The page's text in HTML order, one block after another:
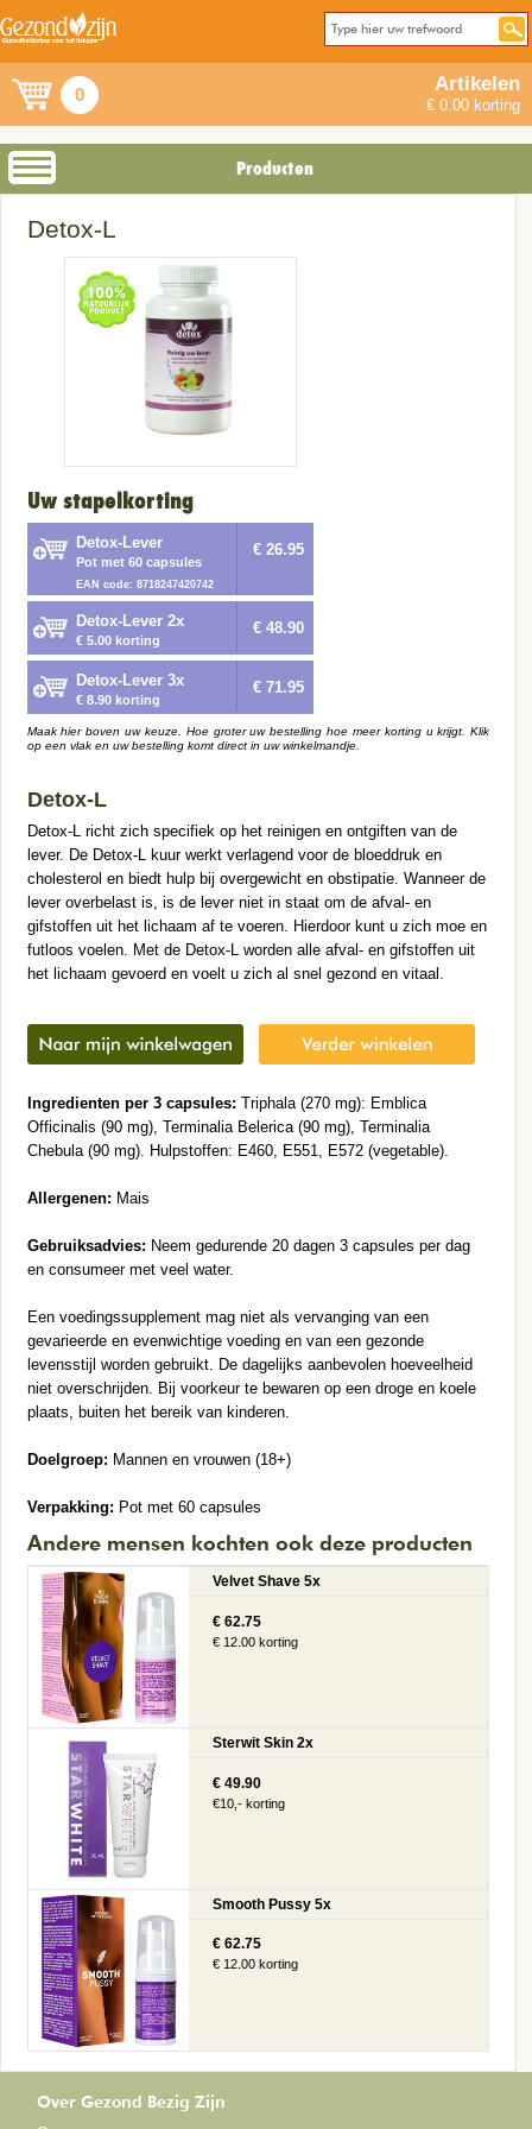
0 Artikelen
€ 0.00 korting
Producten
Detox-L
Uw stapelkorting
Detox-Lever
Pot met 60 capsules
EAN code: 8718247420742
€ 26.95
Detox-Lever 2x
€ 5.00 korting
€ 48.90
Detox-Lever 3x
€ 8.90 korting
€ 71.95
Maak hier boven uw keuze. Hoe groter uw bestelling hoe meer korting u krijgt. Klik
op een vlak en uw bestelling komt direct in uw winkelmandje.
Detox-L
Detox-L richt zich specifiek op het reinigen en ontgiften van de
lever. De Detox-L kuur werkt verlagend voor de bloeddruk en
cholesterol en biedt hulp bij overgewicht en obstipatie. Wanneer de
lever overbelast is, is de lever niet in staat om de afval- en
gifstoffen uit het lichaam af te voeren. Hierdoor kunt u zich moe en
futloos voelen. Met de Detox-L worden alle afval- en gifstoffen uit
het lichaam gevoerd en voelt u zich al snel gezond en vitaal.
Ingredienten per 3 capsules: Triphala (270 mg): Emblica
Officinalis (90 mg), Terminalia Belerica (90 mg), Terminalia
Chebula (90 mg). Hulpstoffen: E460, E551, E572 (vegetable).
Allergenen: Mais
Gebruiksadvies: Neem gedurende 20 dagen 3 capsules per dag
en consumeer met veel water.
Een voedingssupplement mag niet als vervanging van een
gevarieerde en evenwichtige voeding en van een gezonde
levensstijl worden gebruikt. De dagelijks aanbevolen hoeveelheid
niet overschrijden. Bij voorkeur te bewaren op een droge en koele
plaats, buiten het bereik van kinderen.
Doelgroep: Mannen en vrouwen (18+)
Verpakking: Pot met 60 capsules
Andere mensen kochten ook deze producten
Velvet Shave 5x
€ 62.75
€ 12.00 korting
Sterwit Skin 2x
€ 49.90
€10,- korting
Smooth Pussy 5x
€ 62.75
€ 12.00 korting
Over Gezond Bezig Zijn